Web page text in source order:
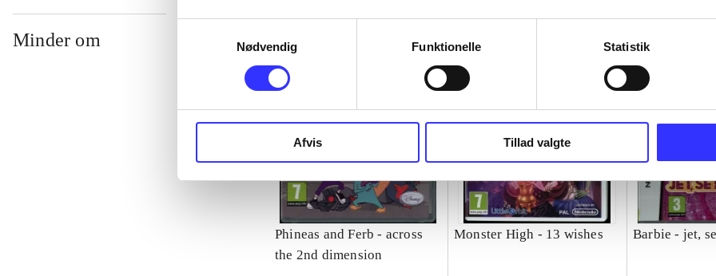
Nødvendig
Funktionelle Statistik
Afvis Tillad valgte
Minder om
Phineas and Ferb - across
the 2nd dimension
Monster High - 13 wishes Barbie - jet,